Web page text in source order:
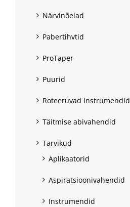
Närvinõelad
Pabertihvtid
ProTaper
Puurid
Roteeruvad instrumendid
Täitmise abivahendid
Tarvikud
Aplikaatorid
Aspiratsioonivahendid
Instrumendid